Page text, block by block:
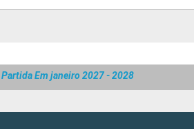
Partida Em janeiro 2027 - 2028